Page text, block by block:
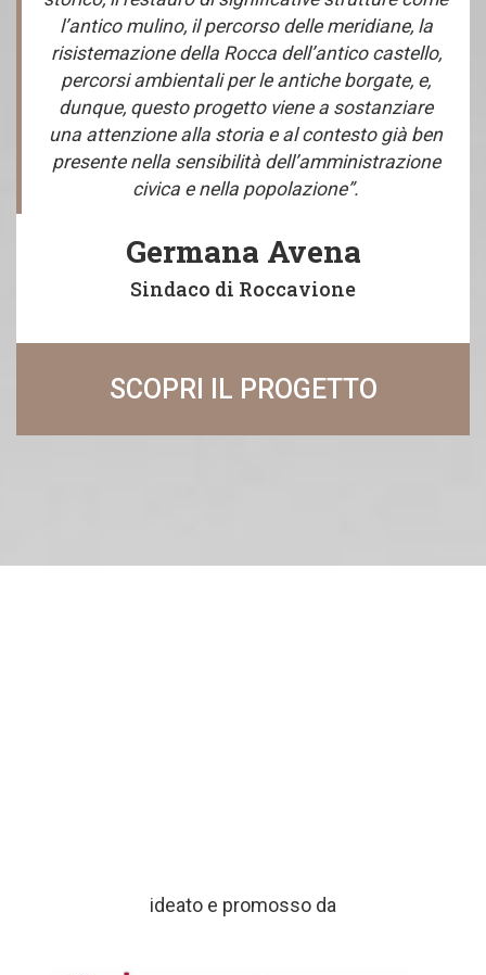
l’antico mulino, il percorso delle meridiane, la
risistemazione della Rocca dell’antico castello,
percorsi ambientali per le antiche borgate, e,
dunque, questo progetto viene a sostanziare
una attenzione alla storia e al contesto già ben
presente nella sensibilità dell’amministrazione
civica e nella popolazione”.
Germana Avena
Sindaco di Roccavione
SCOPRI IL PROGETTO
ideato e promosso da